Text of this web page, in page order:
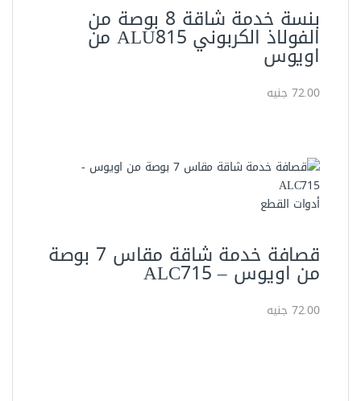
بنسة خدمة شاقة 8 بوصة من
الفولاذ الكربوني ALU815 من
اويوس
72.00 جنيه
أدوات القطع
قصافة خدمة شاقة مقاس 7 بوصة
من اويوس – ALC715
72.00 جنيه